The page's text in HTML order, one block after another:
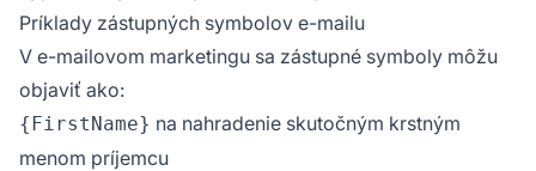
Príklady zástupných symbolov e-mailu
V e-mailovom marketingu sa zástupné symboly môžu
objaviť ako:
{FirstName} na nahradenie skutočným krstným
menom príjemcu